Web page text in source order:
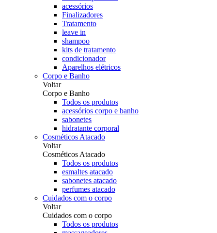
acessórios
Finalizadores
Tratamento
leave in
shampoo
kits de tratamento
condicionador
Aparelhos elétricos
Corpo e Banho
Voltar
Corpo e Banho
Todos os produtos
acessórios corpo e banho
sabonetes
hidratante corporal
Cosméticos Atacado
Voltar
Cosméticos Atacado
Todos os produtos
esmaltes atacado
sabonetes atacado
perfumes atacado
Cuidados com o corpo
Voltar
Cuidados com o corpo
Todos os produtos